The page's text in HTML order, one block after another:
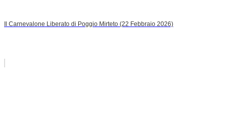
Il Carnevalone Liberato di Poggio Mirteto (22 Febbraio 2026)